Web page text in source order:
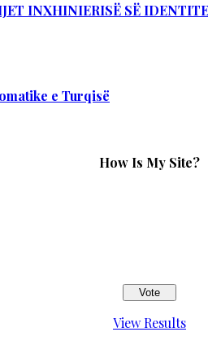
INXHINIERISË SË
e Turqisë
How Is My Site?
View Results